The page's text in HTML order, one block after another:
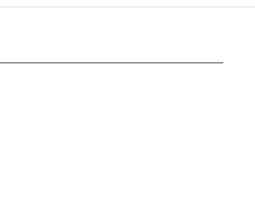
Consejos ciudadanos e IFT